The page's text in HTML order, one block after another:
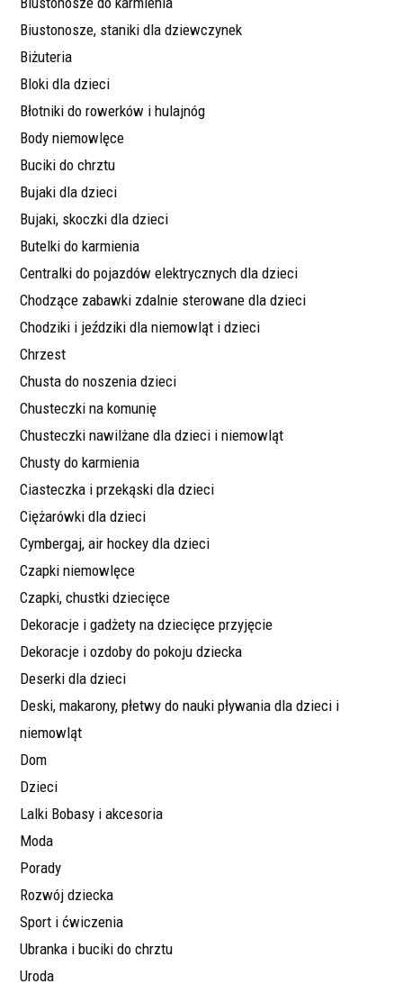
Biustonosze, staniki dla dziewczynek
Biżuteria
Bloki dla dzieci
Błotniki do rowerków i hulajnóg
Body niemowlęce
Buciki do chrztu
Bujaki dla dzieci
Bujaki, skoczki dla dzieci
Butelki do karmienia
Centralki do pojazdów elektrycznych dla dzieci
Chodzące zabawki zdalnie sterowane dla dzieci
Chodziki i jeździki dla niemowląt i dzieci
Chrzest
Chusta do noszenia dzieci
Chusteczki na komunię
Chusteczki nawilżane dla dzieci i niemowląt
Chusty do karmienia
Ciasteczka i przekąski dla dzieci
Ciężarówki dla dzieci
Cymbergaj, air hockey dla dzieci
Czapki niemowlęce
Czapki, chustki dziecięce
Dekoracje i gadżety na dziecięce przyjęcie
Dekoracje i ozdoby do pokoju dziecka
Deserki dla dzieci
Deski, makarony, płetwy do nauki pływania dla dzieci i
niemowląt
Dom
Dzieci
Lalki Bobasy i akcesoria
Moda
Porady
Rozwój dziecka
Sport i ćwiczenia
Ubranka i buciki do chrztu
Uroda